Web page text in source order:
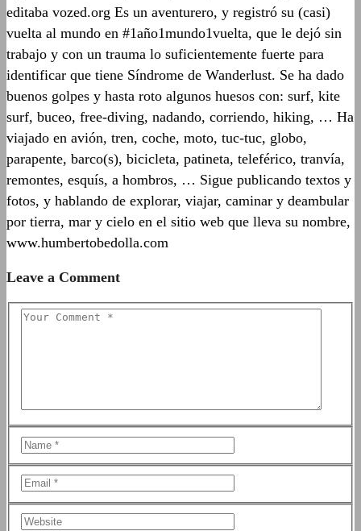
editaba vozed.org Es un aventurero, y registró su (casi)
vuelta al mundo en #1año1mundo1vuelta, que le dejó sin
trabajo y con un trauma lo suficientemente fuerte para
identificar que tiene Síndrome de Wanderlust. Se ha dado
buenos golpes y hasta roto algunos huesos con: surf, kite
surf, buceo, free-diving, nadando, corriendo, hiking, … Ha
viajado en avión, tren, coche, moto, tuc-tuc, globo,
parapente, barco(s), bicicleta, patineta, teleférico, tranvía,
remontes, esquís, a hombros, … Sigue publicando textos y
fotos, y hablando de explorar, viajar, caminar y deambular
por tierra, mar y cielo en el sitio web que lleva su nombre,
www.humbertobedolla.com
Leave a Comment